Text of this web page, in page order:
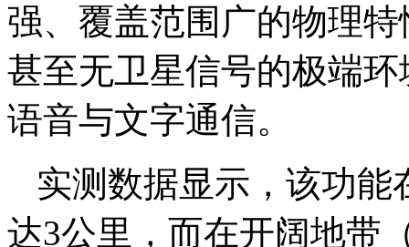
强、覆盖范围广的物理
甚至无卫星信号的极端
语音与文字通信。
实测数据显示，该功
达3公里，而在开阔地带